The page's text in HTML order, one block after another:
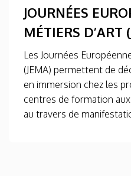
JOURNÉES
MÉTIERS D’ART
Les Journées
(JEMA) permettent de
en immersion chez les
centres de formation
au travers de